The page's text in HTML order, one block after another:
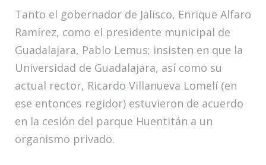
Tanto el gobernador de Jalisco, Enrique Alfaro
Ramírez, como el presidente municipal de
Guadalajara, Pablo Lemus; insisten en que la
Universidad de Guadalajara, así como su
actual rector, Ricardo Villanueva Lomelí (en
ese entonces regidor) estuvieron de acuerdo
en la cesión del parque Huentitán a un
organismo privado.